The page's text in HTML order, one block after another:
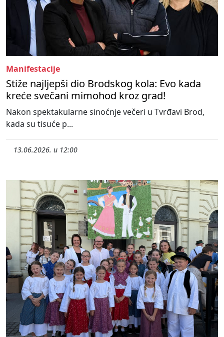
Manifestacije
Stiže najljepši dio Brodskog kola: Evo kada
kreće svečani mimohod kroz grad!
Nakon spektakularne sinoćnje večeri u Tvrđavi Brod,
kada su tisuće p...
13.06.2026. u 12:00